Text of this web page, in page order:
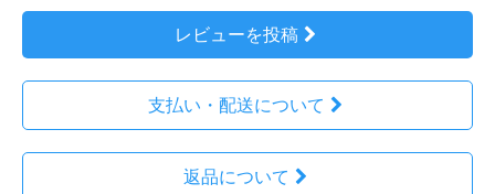
レビューを投稿
支払い・配送について
返品について